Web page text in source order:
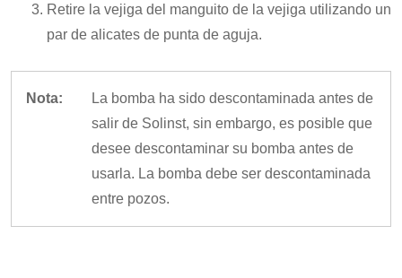
Retire la vejiga del manguito de la vejiga utilizando un
par de alicates de punta de aguja.
Nota:
La bomba ha sido descontaminada antes de
salir de Solinst, sin embargo, es posible que
desee descontaminar su bomba antes de
usarla. La bomba debe ser descontaminada
entre pozos.